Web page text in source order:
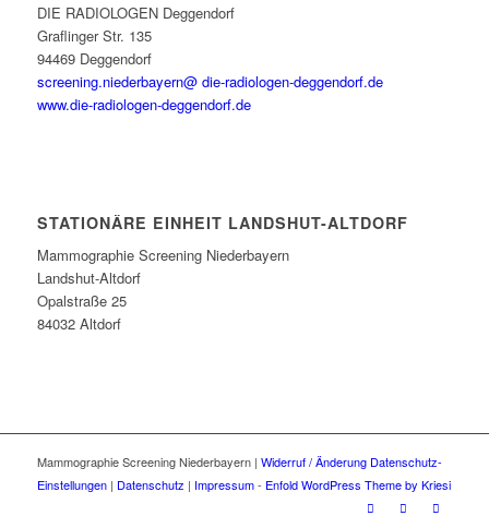
DIE RADIOLOGEN Deggendorf
Graflinger Str. 135
94469 Deggendorf
screening.niederbayern@ die-radiologen-deggendorf.de
www.die-radiologen-deggendorf.de
STATIONÄRE EINHEIT LANDSHUT-ALTDORF
Mammographie Screening Niederbayern
Landshut-Altdorf
Opalstraße 25
84032 Altdorf
Mammographie Screening Niederbayern | Widerruf / Änderung Datenschutz-
Einstellungen| Datenschutz | Impressum- Enfold WordPress Theme by Kriesi